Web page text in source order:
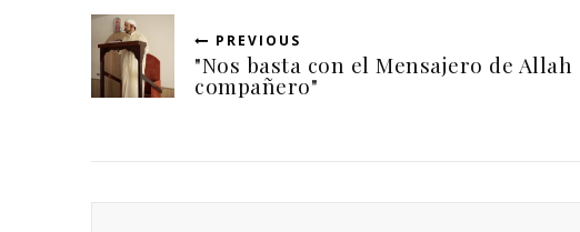
PREVIOUS
"Nos basta con el Mensajero de Allah
compañero"